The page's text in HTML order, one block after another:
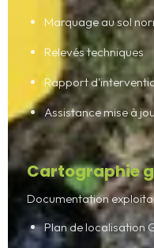
Marquage au sol
Relevés techniques
Rapport
Assistance mise à
Cartographie
Documentation
Plan de localisation